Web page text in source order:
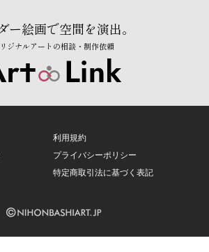
ー絵画で空間を演出。
ジナルアートの相談・制作依頼
利用規約
プライバシーポリシー
特定商取引法に基づく表記